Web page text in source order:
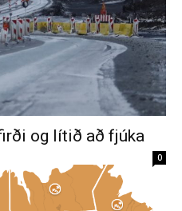
og lítið að fjúka
0